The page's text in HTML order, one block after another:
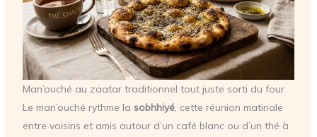
Man’ouché au zaatar traditionnel tout juste sorti du four
Le man’ouché rythme la sobhhiyé, cette réunion matinale
entre voisins et amis autour d’un café blanc ou d’un thé à